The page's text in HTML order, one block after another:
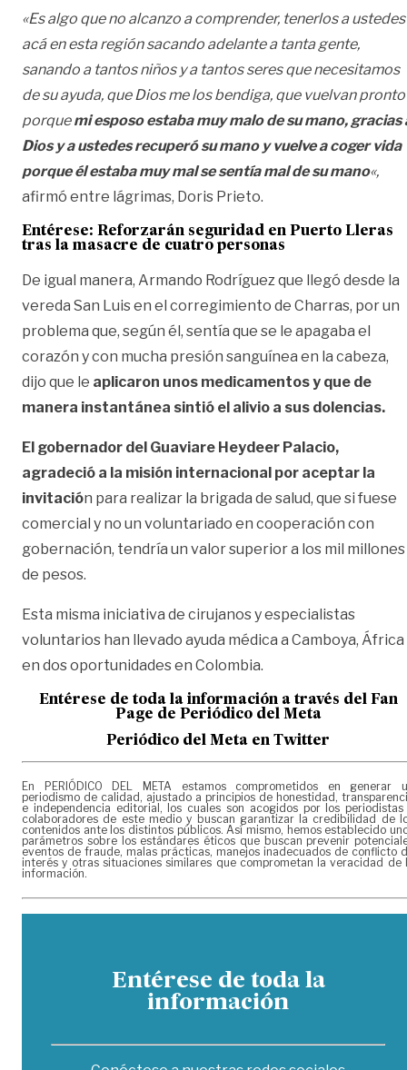
«Es algo que no alcanzo a comprender, tenerlos a ustedes
acá en esta región sacando adelante a tanta gente,
sanando a tantos niños y a tantos seres que necesitamos
de su ayuda, que Dios me los bendiga, que vuelvan pronto
porquemi esposo estaba muy malo de su mano, gracias
Dios y a ustedes recuperó su mano y vuelve a coger vida
porque él estaba muy mal se sentía mal de su mano«,
afirmó entre lágrimas, Doris Prieto.
Entérese: Reforzarán seguridad en Puerto Lleras
tras la masacre de cuatro personas
De igual manera, Armando Rodríguez que llegó desde la
vereda San Luis en el corregimiento de Charras, por un
problema que, según él, sentía que se le apagaba el
corazón y con mucha presión sanguínea en la cabeza,
dijo que le aplicaron unos medicamentos y que de
manera instantánea sintió el alivio a sus dolencias.
El gobernador del Guaviare Heydeer Palacio,
agradeció a la misión internacional por aceptar la
invitación para realizar la brigada de salud, que si fuese
comercial y no un voluntariado en cooperación con
gobernación, tendría un valor superior a los mil millones
de pesos.
Esta misma iniciativa de cirujanos y especialistas
voluntarios han llevado ayuda médica a Camboya, África
en dos oportunidades en Colombia.
Entérese de toda la información a través del Fan
Page de Periódico del Meta
Periódico del Meta en Twitter
En PERIÓDICO DEL META estamos comprometidos en generar
periodismo de calidad, ajustado a principios de honestidad,
e independencia editorial, los cuales son acogidos por los periodistas
colaboradores de este medio y buscan garantizar la credibilidad de
contenidos ante los distintos públicos. Así mismo, hemos establecido
parámetros sobre los estándares éticos que buscan prevenir
eventos de fraude, malas prácticas, manejos inadecuados de conflicto
interés y otras situaciones similares que comprometan la veracidad de
información.
Entérese de toda la
información